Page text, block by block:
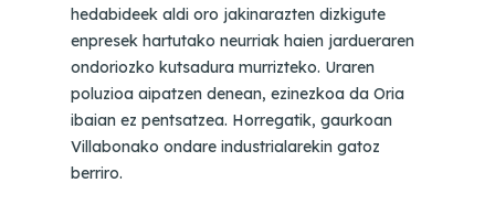
hedabideek aldi oro jakinarazten dizkigute
enpresek hartutako neurriak haien jardueraren
ondoriozko kutsadura murrizteko. Uraren
poluzioa aipatzen denean, ezinezkoa da Oria
ibaian ez pentsatzea. Horregatik, gaurkoan
Villabonako ondare industrialarekin gatoz
berriro.